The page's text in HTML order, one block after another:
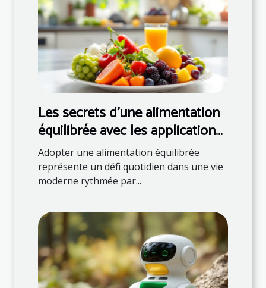
Les secrets d'une alimentation
équilibrée avec les applications
de nutrition
Adopter une alimentation équilibrée
représente un défi quotidien dans une vie
moderne rythmée par...